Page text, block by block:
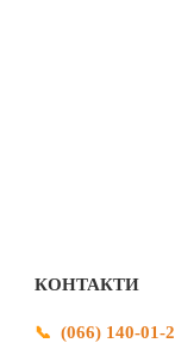
КОНТАКТИ
(066) 140-01-